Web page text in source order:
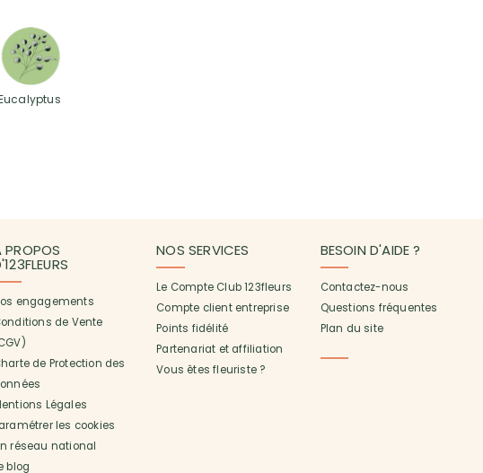
PROPOS
engagements
de Vente
de Protection des
Légales
les cookies
réseau national
blog
NOS SERVICES
Le Compte Club 123fleurs
Compte client entreprise
Points fidélité
Partenariat et affiliation
Vous êtes fleuriste ?
BESOIN D'AIDE ?
Contactez-nous
Questions fréquentes
Plan du site